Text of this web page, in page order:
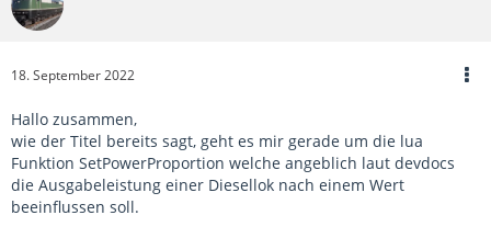
18. September 2022
Hallo zusammen,
wie der Titel bereits sagt, geht es mir gerade um die lua
Funktion SetPowerProportion welche angeblich laut devdocs
die Ausgabeleistung einer Diesellok nach einem Wert
beeinflussen soll.